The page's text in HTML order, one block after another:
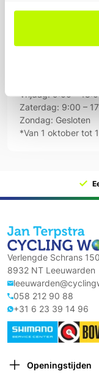
Openingstijden
Donderdag:
Vrijdag: 9:00 –
Zaterdag: 9:00 –
Zondag: Gesloten
*Van 1 oktober tot
Verlengde Schrans
8932 NT Leeuwarden
058 212 90 88
+31 6 23 39 14 96
Openingstijden